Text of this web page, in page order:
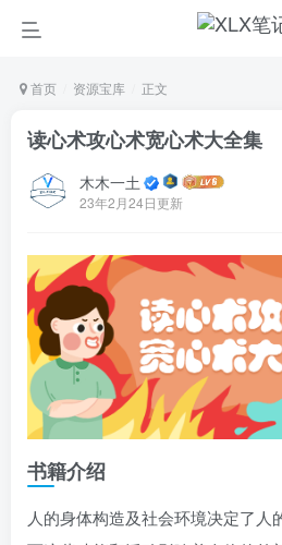
首页 资源宝库 正文
读心术攻心术宽心术大全集
木木一土
23年2月24日更新
书籍介绍
人的身体构造及社会环境决定了人